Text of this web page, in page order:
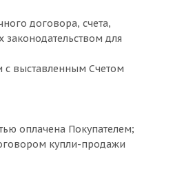
договора, счета,
для
с выставленным Счетом
оплачена Покупателем;
купли-продажи